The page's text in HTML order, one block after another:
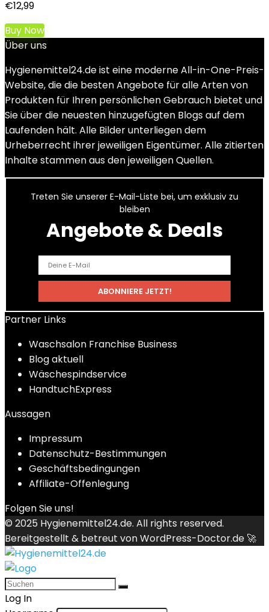
€12,99
Buy Now
Über uns
Hygienemittel24.de ist eine moderne All-in-One-Preis-
Website, die die besten Angebote für alle Arten von
Produkten für Ihren persönlichen Gebrauch bietet und
Sie über die neuesten hinzugefügten Blogs auf dem
Laufenden hält. Alle Bilder unterliegen dem
Urheberrecht ihrer jeweiligen Eigentümer. Alle zitierten
Inhalte stammen aus den jeweiligen Quellen.
Treten Sie unserer E-Mail-Liste bei, um exklusiv zu
bleiben
Angebote & Deals
Partner Links
Waschsalon Franchise Business
Blog aktuell
Wäschespindservice
HandtuchExpress
Aussagen
Impressum
Datenschutz-Bestimmungen
Geschäftsbedingungen
Affiliate-Offenlegung
Folgen Sie uns!
© 2025 Hygienemittel24.de. All rights reserved.
Bereitgestellt & betreut vonWordPress-Doctor.de 🚀
Log In